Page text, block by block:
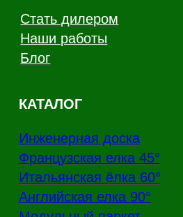
натурального дерева
Copyright - AnticWood, 2026
Канал Telegram
Дзен